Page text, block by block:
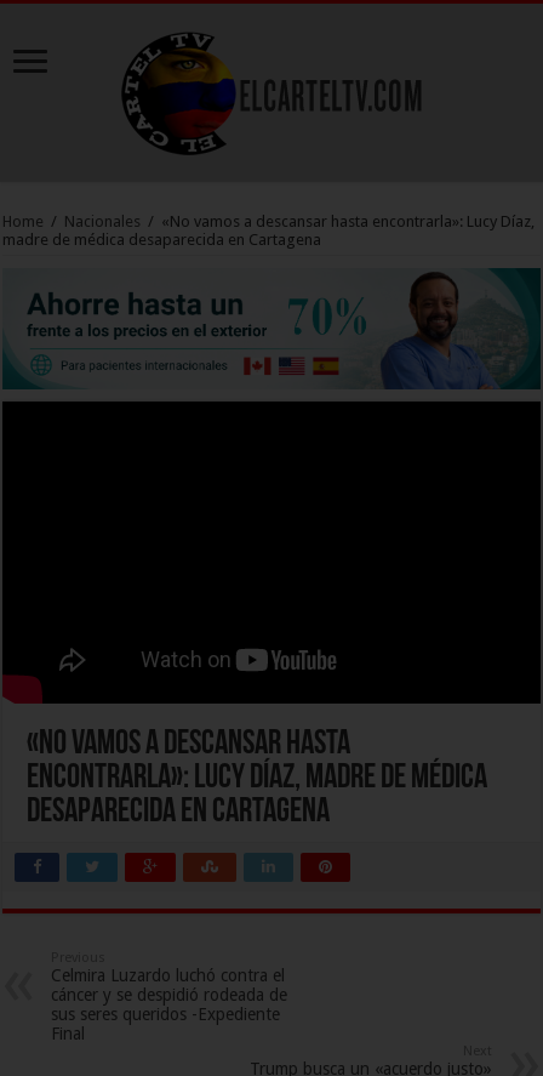
Home / Nacionales / «No vamos a descansar hasta encontrarla»: Lucy Díaz,
madre de médica desaparecida en Cartagena
«No vamos a descansar hasta
encontrarla»: Lucy Díaz, madre de médica
desaparecida en Cartagena
Celmira Luzardo luchó contra el
cáncer y se despidió rodeada de
sus seres queridos -Expediente
Final
Trump busca un «acuerdo justo»